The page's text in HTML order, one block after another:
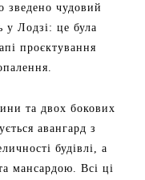
зведено чудовий
у Лодзі: це була
проєктування
та двох бокових
авангард з
будівлі, а
мансардою. Всі ці